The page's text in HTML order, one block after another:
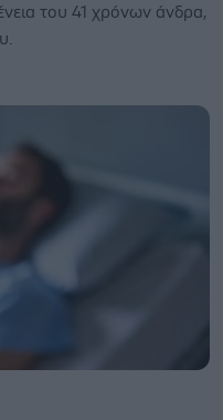
του 41 χρόνων άνδρα,